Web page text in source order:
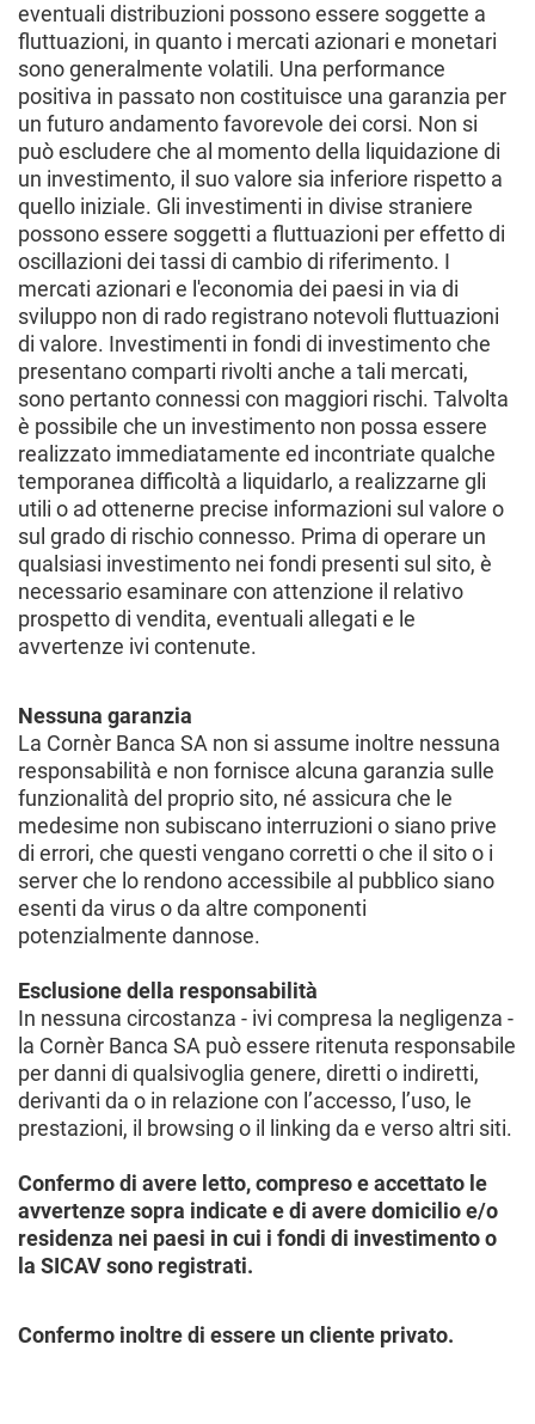
eventuali distribuzioni possono essere soggette a
fluttuazioni, in quanto i mercati azionari e monetari
sono generalmente volatili. Una performance
positiva in passato non costituisce una garanzia per
un futuro andamento favorevole dei corsi. Non si
può escludere che al momento della liquidazione di
un investimento, il suo valore sia inferiore rispetto a
quello iniziale. Gli investimenti in divise straniere
possono essere soggetti a fluttuazioni per effetto di
oscillazioni dei tassi di cambio di riferimento. I
mercati azionari e l'economia dei paesi in via di
sviluppo non di rado registrano notevoli fluttuazioni
di valore. Investimenti in fondi di investimento che
presentano comparti rivolti anche a tali mercati,
sono pertanto connessi con maggiori rischi. Talvolta
è possibile che un investimento non possa essere
realizzato immediatamente ed incontriate qualche
temporanea difficoltà a liquidarlo, a realizzarne gli
utili o ad ottenerne precise informazioni sul valore o
sul grado di rischio connesso. Prima di operare un
qualsiasi investimento nei fondi presenti sul sito, è
necessario esaminare con attenzione il relativo
prospetto di vendita, eventuali allegati e le
avvertenze ivi contenute.
Nessuna garanzia
La Cornèr Banca SA non si assume inoltre nessuna
responsabilità e non fornisce alcuna garanzia sulle
funzionalità del proprio sito, né assicura che le
medesime non subiscano interruzioni o siano prive
di errori, che questi vengano corretti o che il sito o i
server che lo rendono accessibile al pubblico siano
esenti da virus o da altre componenti
potenzialmente dannose.
Esclusione della responsabilità
In nessuna circostanza - ivi compresa la negligenza -
la Cornèr Banca SA può essere ritenuta responsabile
per danni di qualsivoglia genere, diretti o indiretti,
derivanti da o in relazione con l’accesso, l’uso, le
prestazioni, il browsing o il linking da e verso altri siti.
Confermo di avere letto, compreso e accettato le
avvertenze sopra indicate e di avere domicilio e/o
residenza nei paesi in cui i fondi di investimento o
la SICAV sono registrati.
Confermo inoltre di essere un cliente privato.